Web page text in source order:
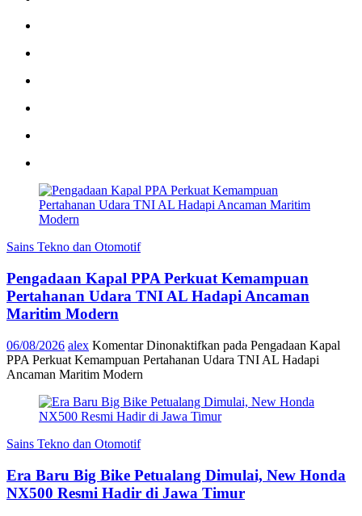
Sains Tekno dan Otomotif
Pengadaan Kapal PPA Perkuat Kemampuan
Pertahanan Udara TNI AL Hadapi Ancaman
Maritim Modern
06/08/2026 alex Komentar Dinonaktifkan pada Pengadaan Kapal
PPA Perkuat Kemampuan Pertahanan Udara TNI AL Hadapi
Ancaman Maritim Modern
Sains Tekno dan Otomotif
Era Baru Big Bike Petualang Dimulai, New Honda
NX500 Resmi Hadir di Jawa Timur